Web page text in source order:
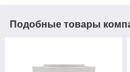
Подобные товары